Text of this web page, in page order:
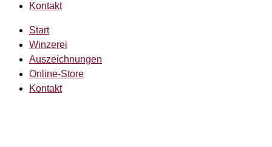
Kontakt
Start
Winzerei
Auszeichnungen
Online-Store
Kontakt